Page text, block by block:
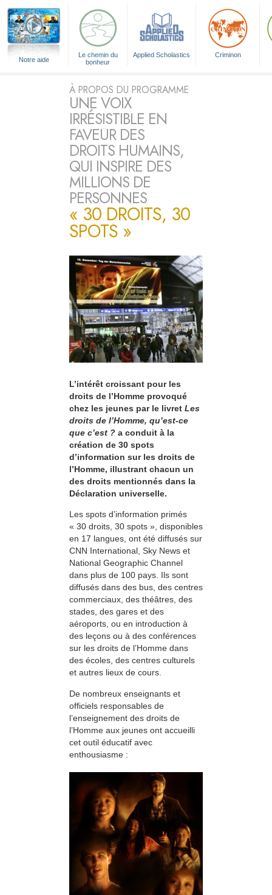
Notre aide
Le chemin du
bonheur
Applied Scholastics Criminon
À PROPOS DU PROGRAMME
UNE VOIX
IRRÉSISTIBLE EN
FAVEUR DES
DROITS HUMAINS,
QUI INSPIRE DES
MILLIONS DE
PERSONNES
« 30 DROITS, 30
SPOTS »
L’intérêt croissant pour les
droits de l’Homme provoqué
chez les jeunes par le livret Les
droits de l’Homme, qu’est-ce
que c’est ? a conduit à la
création de 30 spots
d’information sur les droits de
l’Homme, illustrant chacun un
des droits mentionnés dans la
Déclaration universelle.
Les spots d’information primés
« 30 droits, 30 spots », disponibles
en 17 langues, ont été diffusés sur
CNN International, Sky News et
National Geographic Channel
dans plus de 100 pays. Ils sont
diffusés dans des bus, des centres
commerciaux, des théâtres, des
stades, des gares et des
aéroports, ou en introduction à
des leçons ou à des conférences
sur les droits de l’Homme dans
des écoles, des centres culturels
et autres lieux de cours.
De nombreux enseignants et
officiels responsables de
l’enseignement des droits de
l’Homme aux jeunes ont accueilli
cet outil éducatif avec
enthousiasme :